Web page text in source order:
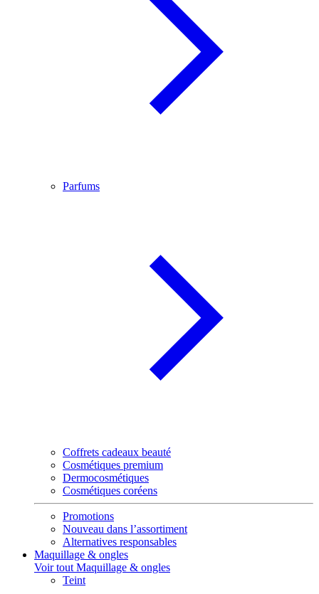
Parfums
Coffrets cadeaux beauté
Cosmétiques premium
Dermocosmétiques
Cosmétiques coréens
Promotions
Nouveau dans l’assortiment
Alternatives responsables
Maquillage & ongles
Voir tout Maquillage & ongles
Teint